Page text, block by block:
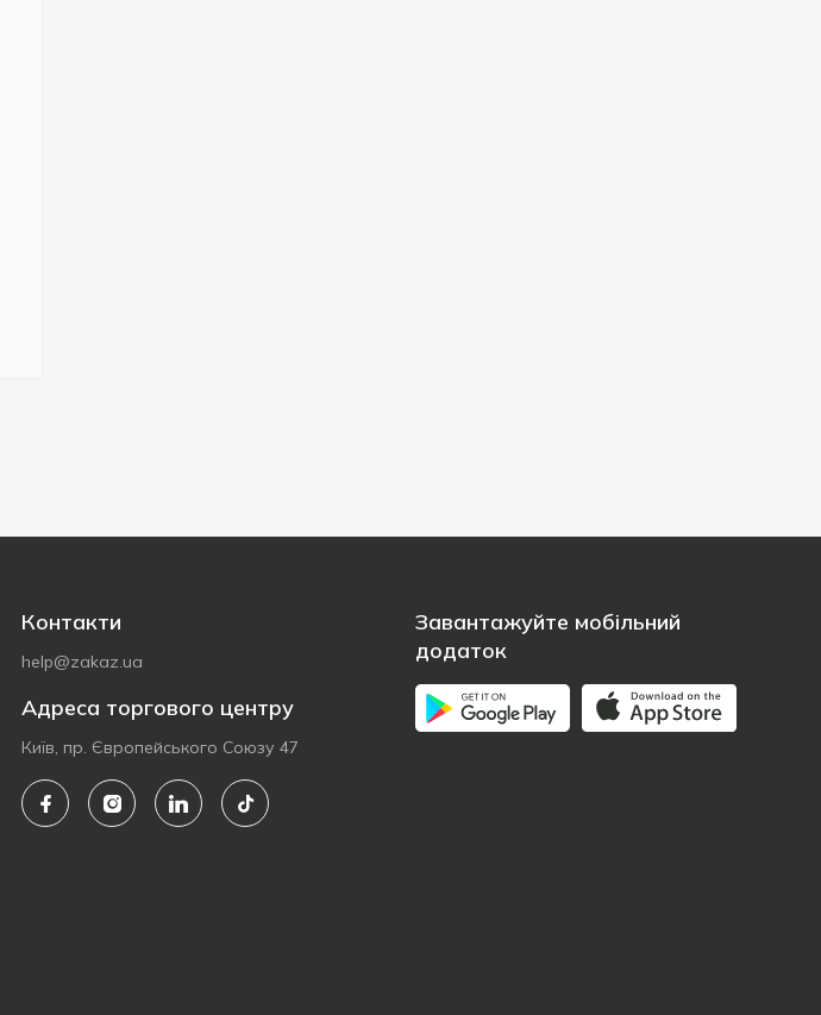
Контакти
help@zakaz.ua
Адреса торгового центру
Київ, пр. Європейського Союзу 47
Завантажуйте мобільний
додаток